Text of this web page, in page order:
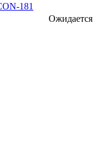
181
Ожидается